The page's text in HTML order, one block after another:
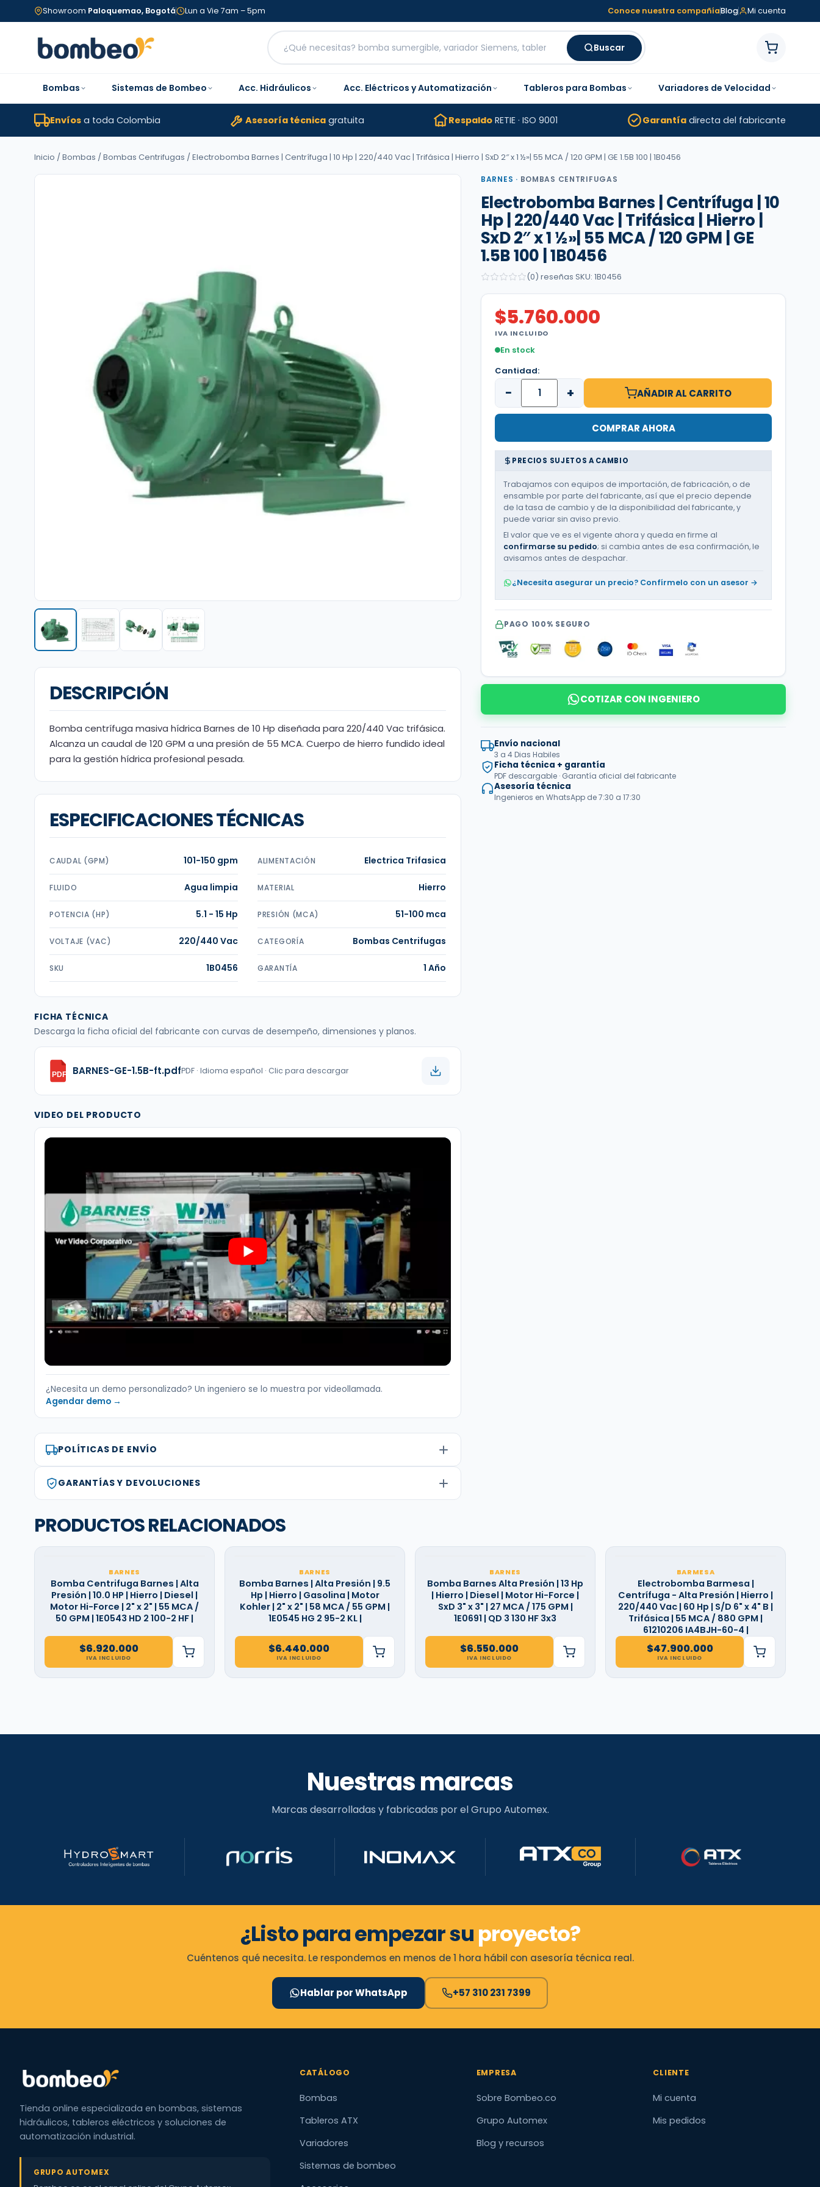
Showroom Paloquemao, Bogotá Lun a Vie 7am – 5pm Conoce nuestra compañíaBlog Mi cuenta
Buscar
Bombas Sistemas de Bombeo Acc. Hidráulicos Acc. Eléctricos y Automatización Tableros para Bombas Variadores de Velocidad
Envíos a toda Colombia Asesoría técnicagratuita Respaldo RETIE · ISO 9001 Garantíadirecta del fabricante
Inicio /Bombas /Bombas Centrifugas / Electrobomba Barnes | Centrífuga | 10 Hp | 220/440 Vac | Trifásica | Hierro | SxD 2″ x 1 ½»| 55 MCA / 120 GPM | GE 1.5B 100 | 1B0456
BARNES · BOMBAS CENTRIFUGAS
Electrobomba Barnes | Centrífuga | 10
Hp | 220/440 Vac | Trifásica | Hierro |
SxD 2″ x 1 ½»| 55 MCA / 120 GPM | GE
1.5B 100 | 1B0456
(0) reseñas SKU: 1B0456
$5.760.000
IVA INCLUIDO
En stock
Cantidad:
− + AÑADIR AL CARRITO
COMPRAR AHORA
PRECIOS SUJETOS A CAMBIO
Trabajamos con equipos de importación, de fabricación, o de
ensamble por parte del fabricante, así que el precio depende
de la tasa de cambio y de la disponibilidad del fabricante, y
puede variar sin aviso previo.
El valor que ve es el vigente ahora y queda en firme al
confirmarse su pedido; si cambia antes de esa confirmación, le
avisamos antes de despachar.
¿Necesita asegurar un precio? Confírmelo con un asesor →
PAGO 100% SEGURO
COTIZAR CON INGENIERO
Envío nacional
3 a 4 Dias Habiles
Ficha técnica + garantía
PDF descargable · Garantía oficial del fabricante
Asesoría técnica
Ingenieros en WhatsApp de 7:30 a 17:30
DESCRIPCIÓN
Bomba centrífuga masiva hídrica Barnes de 10 Hp diseñada para 220/440 Vac trifásica.
Alcanza un caudal de 120 GPM a una presión de 55 MCA. Cuerpo de hierro fundido ideal
para la gestión hídrica profesional pesada.
ESPECIFICACIONES TÉCNICAS
CAUDAL (GPM) 101-150 gpm ALIMENTACIÓN Electrica Trifasica
FLUIDO Agua limpia MATERIAL Hierro
POTENCIA (HP) 5.1 - 15 Hp PRESIÓN (MCA) 51-100 mca
VOLTAJE (VAC) 220/440 Vac CATEGORÍA Bombas Centrifugas
SKU 1B0456 GARANTÍA 1 Año
FICHA TÉCNICA
Descarga la ficha oficial del fabricante con curvas de desempeño, dimensiones y planos.
PDF BARNES-GE-1.5B-ft.pdfPDF · Idioma español · Clic para descargar
VIDEO DEL PRODUCTO
¿Necesita un demo personalizado? Un ingeniero se lo muestra por videollamada.
Agendar demo →
POLÍTICAS DE ENVÍO
GARANTÍAS Y DEVOLUCIONES
PRODUCTOS RELACIONADOS
BARNES
Bomba Centrifuga Barnes | Alta
Presión | 10.0 HP | Hierro | Diesel |
Motor Hi-Force | 2" x 2" | 55 MCA /
50 GPM | 1E0543 HD 2 100-2 HF |
$6.920.000
IVA INCLUIDO
BARNES
Bomba Barnes | Alta Presión | 9.5
Hp | Hierro | Gasolina | Motor
Kohler | 2" x 2" | 58 MCA / 55 GPM |
1E0545 HG 2 95-2 KL |
$6.440.000
IVA INCLUIDO
BARNES
Bomba Barnes Alta Presión | 13 Hp
| Hierro | Diesel | Motor Hi-Force |
SxD 3" x 3" | 27 MCA / 175 GPM |
1E0691 | QD 3 130 HF 3x3
$6.550.000
IVA INCLUIDO
BARMESA
Electrobomba Barmesa |
Centrífuga - Alta Presión | Hierro |
220/440 Vac | 60 Hp | S/D 6" x 4" B |
Trifásica | 55 MCA / 880 GPM |
61210206 IA4BJH-60-4 |
$47.900.000
IVA INCLUIDO
Nuestras marcas
Marcas desarrolladas y fabricadas por el Grupo Automex.
¿Listo para empezar suproyecto?
Cuéntenos qué necesita. Le respondemos en menos de 1 hora hábil con asesoría técnica real.
Hablar por WhatsApp +57 310 231 7399
Tienda online especializada en bombas, sistemas
hidráulicos, tableros eléctricos y soluciones de
automatización industrial.
GRUPO AUTOMEX
CATÁLOGO
Bombas
Tableros ATX
Variadores
Sistemas de bombeo
EMPRESA
Sobre Bombeo.co
Grupo Automex
Blog y recursos
CLIENTE
Mi cuenta
Mis pedidos